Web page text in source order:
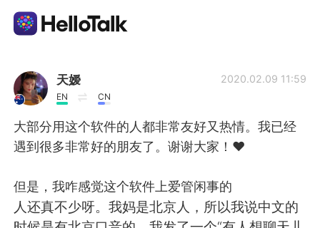
Language Exchange App
AI Grammar Checker
English
简体中文 繁體中文
天嫒
EN CN
2020.02.09 11:59
大部分用这个软件的人都非常友好又热情。我已经
遇到很多非常好的朋友了。谢谢大家！❤️
但是，我咋感觉这个软件上爱管闲事的
人还真不少呀。我妈是北京人，所以我说中文的